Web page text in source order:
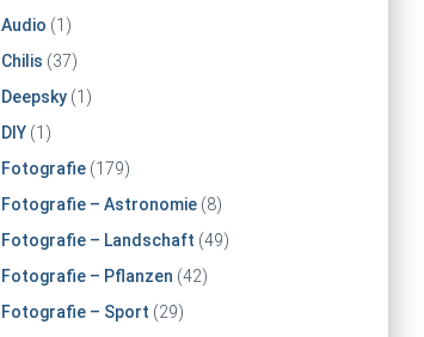
Audio (1)
Chilis (37)
Deepsky(1)
DIY(1)
Fotografie(179)
Fotografie – Astronomie(8)
Fotografie – Landschaft (49)
Fotografie – Pflanzen (42)
Fotografie – Sport (29)